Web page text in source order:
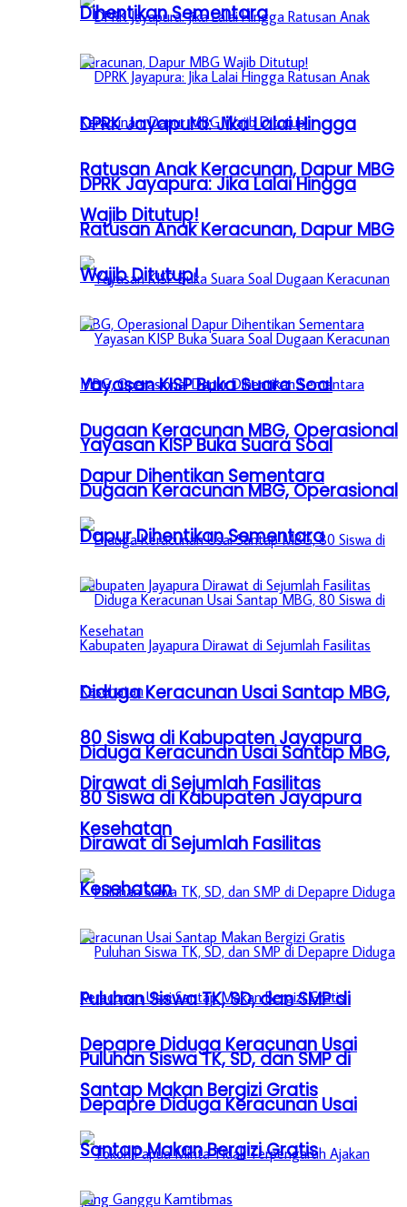
DPRK Jayapura: Jika Lalai Hingga
Ratusan Anak Keracunan, Dapur MBG
Wajib Ditutup!
Yayasan KISP Buka Suara Soal
Dugaan Keracunan MBG, Operasional
Dapur Dihentikan Sementara
Diduga Keracunan Usai Santap MBG,
80 Siswa di Kabupaten Jayapura
Dirawat di Sejumlah Fasilitas
Kesehatan
Puluhan Siswa TK, SD, dan SMP di
Depapre Diduga Keracunan Usai
Santap Makan Bergizi Gratis
Dihentikan Sementara
DPRK Jayapura: Jika Lalai Hingga
Ratusan Anak Keracunan, Dapur MBG
Wajib Ditutup!
Yayasan KISP Buka Suara Soal
Dugaan Keracunan MBG, Operasional
Dapur Dihentikan Sementara
Diduga Keracunan Usai Santap MBG,
80 Siswa di Kabupaten Jayapura
Dirawat di Sejumlah Fasilitas
Kesehatan
Puluhan Siswa TK, SD, dan SMP di
Depapre Diduga Keracunan Usai
Santap Makan Bergizi Gratis